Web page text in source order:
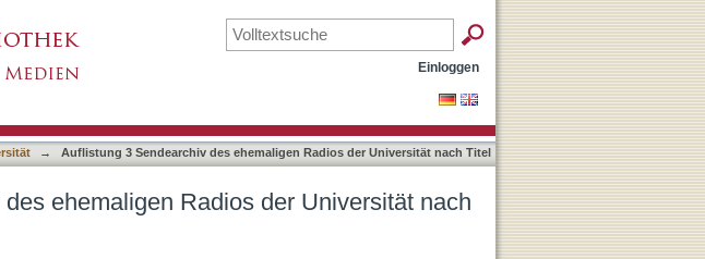
Universität nach Titel
Einloggen
→ Auflistung 3 Sendearchiv des ehemaligen Radios der Universität nach Titel
ehemaligen Radios der Universität nach